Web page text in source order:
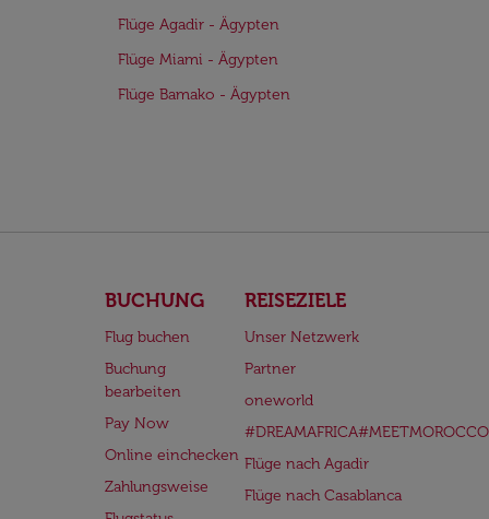
Flüge Agadir - Ägypten
Flüge Miami - Ägypten
Flüge Bamako - Ägypten
BUCHUNG
Flug buchen
Buchung
bearbeiten
Pay Now
Online einchecken
Zahlungsweise
REISEZIELE
Unser Netzwerk
Partner
oneworld
#DREAMAFRICA#MEETMOROCCO
Flüge nach Agadir
Flüge nach Casablanca